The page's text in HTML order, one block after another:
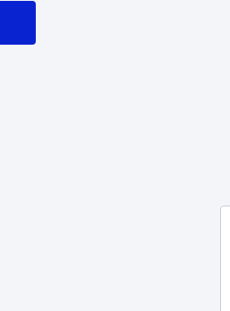
Espacio público, residuos y